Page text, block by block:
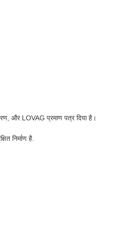
और LOVAG प्रमाण पत्र दिया है।
निर्माण है.